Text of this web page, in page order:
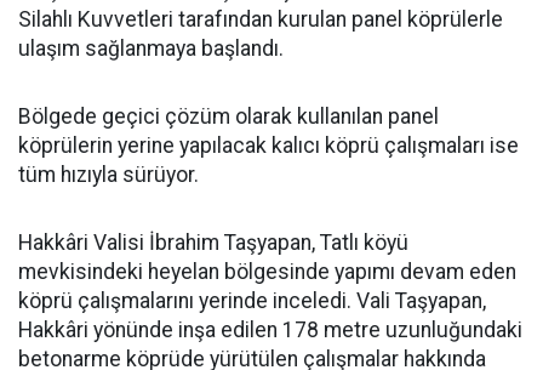
Silahlı Kuvvetleri tarafından kurulan panel köprülerle
ulaşım sağlanmaya başlandı.
Bölgede geçici çözüm olarak kullanılan panel
köprülerin yerine yapılacak kalıcı köprü çalışmaları ise
tüm hızıyla sürüyor.
Hakkâri Valisi İbrahim Taşyapan, Tatlı köyü
mevkisindeki heyelan bölgesinde yapımı devam eden
köprü çalışmalarını yerinde inceledi. Vali Taşyapan,
Hakkâri yönünde inşa edilen 178 metre uzunluğundaki
betonarme köprüde yürütülen çalışmalar hakkında